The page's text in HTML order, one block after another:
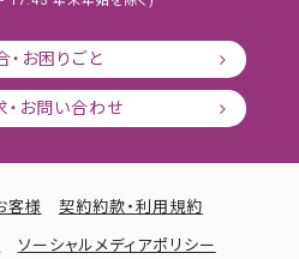
・お困りごと
・お問い合わせ
客様 契約約款・利用規約
ソーシャルメディアポリシー